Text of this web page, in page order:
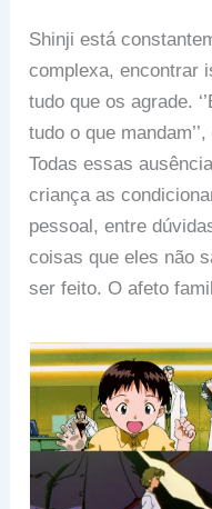
Shinji está
complexa, encontrar
tudo que os agrade.
tudo o que
Todas essas
criança as
pessoal, entre
coisas que eles não
ser feito. O afeto